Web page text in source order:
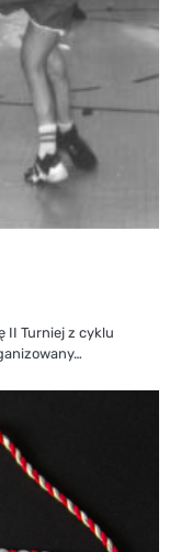
II Turniej z cyklu